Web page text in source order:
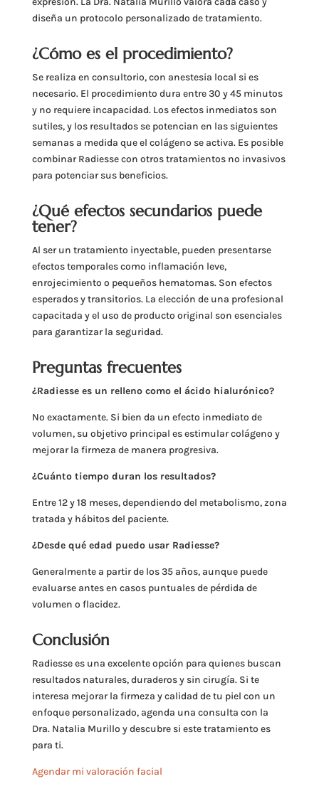
diseña un protocolo personalizado de tratamiento.
¿Cómo es el procedimiento?
Se realiza en consultorio, con anestesia local si es
necesario. El procedimiento dura entre 30 y 45 minutos
y no requiere incapacidad. Los efectos inmediatos son
sutiles, y los resultados se potencian en las siguientes
semanas a medida que el colágeno se activa. Es posible
combinar Radiesse con otros tratamientos no invasivos
para potenciar sus beneficios.
¿Qué efectos secundarios puede
tener?
Al ser un tratamiento inyectable, pueden presentarse
efectos temporales como inflamación leve,
enrojecimiento o pequeños hematomas. Son efectos
esperados y transitorios. La elección de una profesional
capacitada y el uso de producto original son esenciales
para garantizar la seguridad.
Preguntas frecuentes
¿Radiesse es un relleno como el ácido hialurónico?
No exactamente. Si bien da un efecto inmediato de
volumen, su objetivo principal es estimular colágeno y
mejorar la firmeza de manera progresiva.
¿Cuánto tiempo duran los resultados?
Entre 12 y 18 meses, dependiendo del metabolismo, zona
tratada y hábitos del paciente.
¿Desde qué edad puedo usar Radiesse?
Generalmente a partir de los 35 años, aunque puede
evaluarse antes en casos puntuales de pérdida de
volumen o flacidez.
Conclusión
Radiesse es una excelente opción para quienes buscan
resultados naturales, duraderos y sin cirugía. Si te
interesa mejorar la firmeza y calidad de tu piel con un
enfoque personalizado, agenda una consulta con la
Dra. Natalia Murillo y descubre si este tratamiento es
para ti.
Agendar mi valoración facial